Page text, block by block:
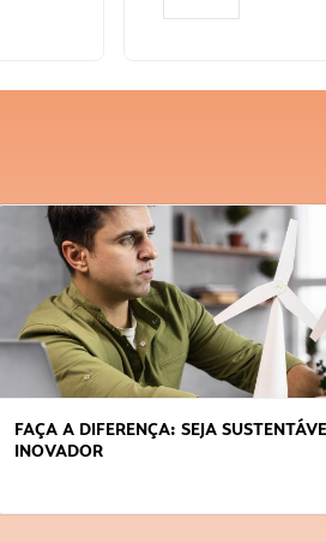
APRENDA A GERENCIAR O SEU TEMPO